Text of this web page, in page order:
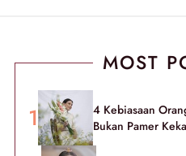
MOST
4 Kebiasaan
Bukan Pamer